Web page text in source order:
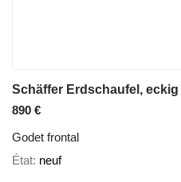
Schäffer Erdschaufel, eckig
890 €
Godet frontal
État neuf